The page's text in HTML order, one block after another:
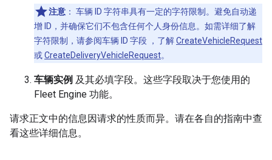
注意 ： 车辆 ID 字符串具有一定的字符限制。避免自动递
增 ID，并确保它们不包含任何个人身份信息。如需详细了解
字符限制，请参阅车辆 ID 字段 ，了解CreateVehicleRequest
或CreateDeliveryVehicleRequest。
车辆实例 及其必填字段。这些字段取决于您使用的
Fleet Engine 功能。
请求正文中的信息因请求的性质而异。请在各自的指南中查
看这些详细信息。